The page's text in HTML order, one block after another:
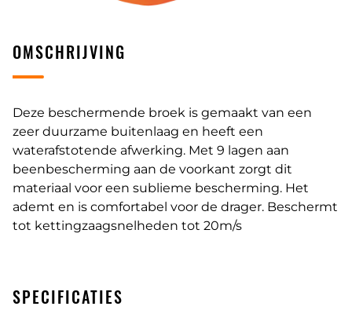
OMSCHRIJVING
Deze beschermende broek is gemaakt van een
zeer duurzame buitenlaag en heeft een
waterafstotende afwerking. Met 9 lagen aan
beenbescherming aan de voorkant zorgt dit
materiaal voor een sublieme bescherming. Het
ademt en is comfortabel voor de drager. Beschermt
tot kettingzaagsnelheden tot 20m/s
SPECIFICATIES